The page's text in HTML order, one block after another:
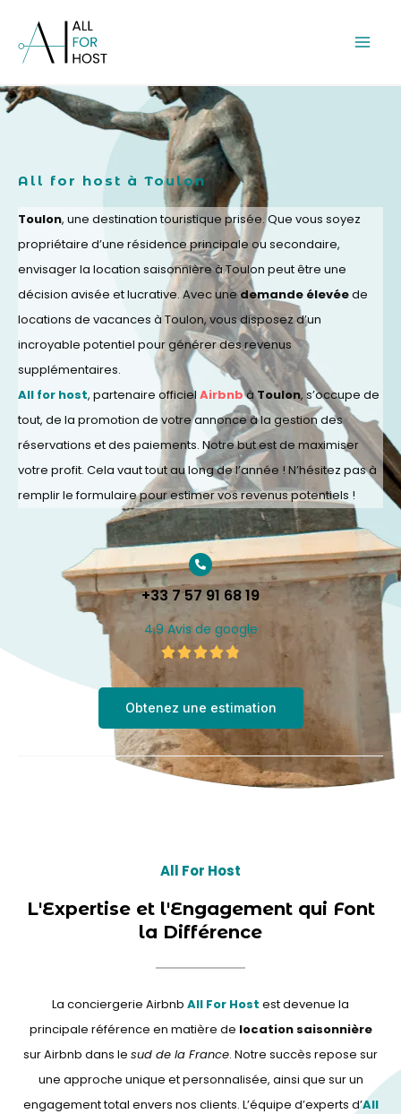
contenu
All for host à Toulon
Toulon, une destination touristique prisée. Que vous soyez
propriétaire d’une résidence principale ou secondaire,
envisager la location saisonnière à Toulon peut être une
décision avisée et lucrative. Avec unedemande élevéede
locations de vacances à Toulon, vous disposez d’un
incroyable potentiel pour générer des revenus
supplémentaires.
All for host, partenaire officiel AirbnbàToulon, s’occupe de
tout, de la promotion de votre annonce à la gestion des
réservations et des paiements. Notre but est de maximiser
votre profit. Cela vaut tout au long de l’année ! N’hésitez pas à
remplir le formulaire pour estimer vos revenus potentiels !
+33 7 57 91 68 19
4.9 Avis de google

Obtenez une estimation
All For Host
L'Expertise et l'Engagement qui Font
la Différence
La conciergerie Airbnb All For Host est devenue la
principale référence en matière de location saisonnière
sur Airbnb dans le sud de la France. Notre succès repose sur
une approche unique et personnalisée, ainsi que sur un
engagement total envers nos clients. L’équipe d’experts d’All